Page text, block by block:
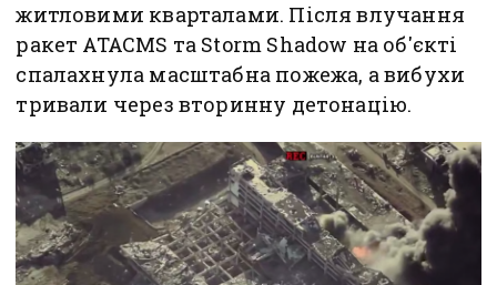
житловими кварталами. Після влучання
ракет ATACMS та Storm Shadow на об'єкті
спалахнула масштабна пожежа, а вибухи
тривали через вторинну детонацію.